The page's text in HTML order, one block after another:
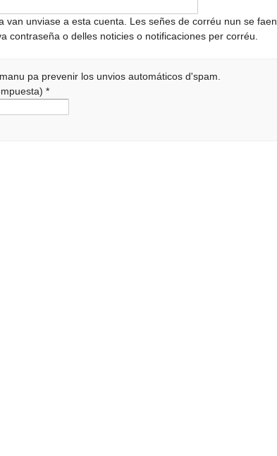
van unviase a esta cuenta. Les señes de corréu nun se faen
contraseña o delles noticies o notificaciones per corréu.
pa prevenir los unvios automáticos d'spam.
*